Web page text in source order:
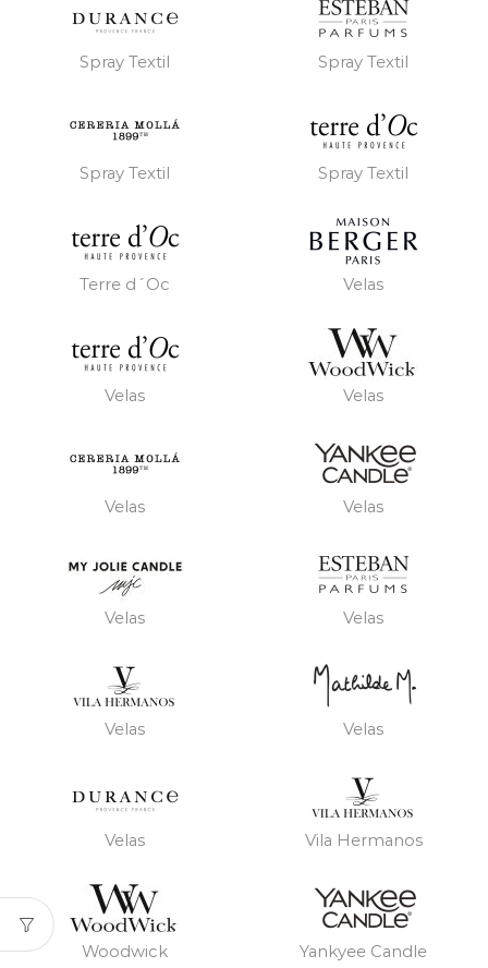
Spray Textil Spray Textil
Spray Textil Spray Textil
Terre d´Oc Velas
Velas Velas
Velas Velas
Velas Velas
Velas Velas
Velas Vila Hermanos
Woodwick Yankyee Candle